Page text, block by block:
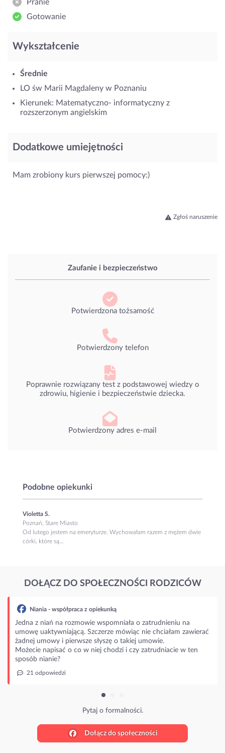
Zaufanie i bezpieczeństwo
Potwierdzona tożsamość
Potwierdzony telefon
Poprawnie rozwiązany test z podstawowej wiedzy o
zdrowiu, higienie i bezpieczeństwie dziecka.
Potwierdzony adres e-mail
Podobne opiekunki
Violetta S.
Poznań, Stare Miasto
Od lutego jestem na emeryturze. Wychowałam razem z mężem dwie
córki, które są...
Pranie
Gotowanie
Wykształcenie
Średnie
LO św Marii Magdaleny w Poznaniu
Kierunek: Matematyczno- informatyczny z
rozszerzonym angielskim
Dodatkowe umiejętności
Mam zrobiony kurs pierwszej pomocy:)
Zgłoś naruszenie
DOŁĄCZ DO SPOŁECZNOŚCI RODZICÓW
z opiekunką
rozmowie wspomniała o zatrudnieniu na
Szczerze mówiąc nie chciałam zawierać
i pierwsze słyszę o takiej umowie.
o co w niej chodzi i czy zatrudniacie w ten
Pytaj o formalności.
Dołącz do społeczności